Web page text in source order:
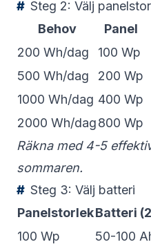
Steg 2: Välj
Behov
Panel
200 Wh/dag
100 Wp
500 Wh/dag
200 Wp
1000 Wh/dag 400 Wp
2000 Wh/dag800 Wp
Räkna med 4-5
sommaren.
Steg 3: Välj batteri
PanelstorlekBatteri
100 Wp
50-100